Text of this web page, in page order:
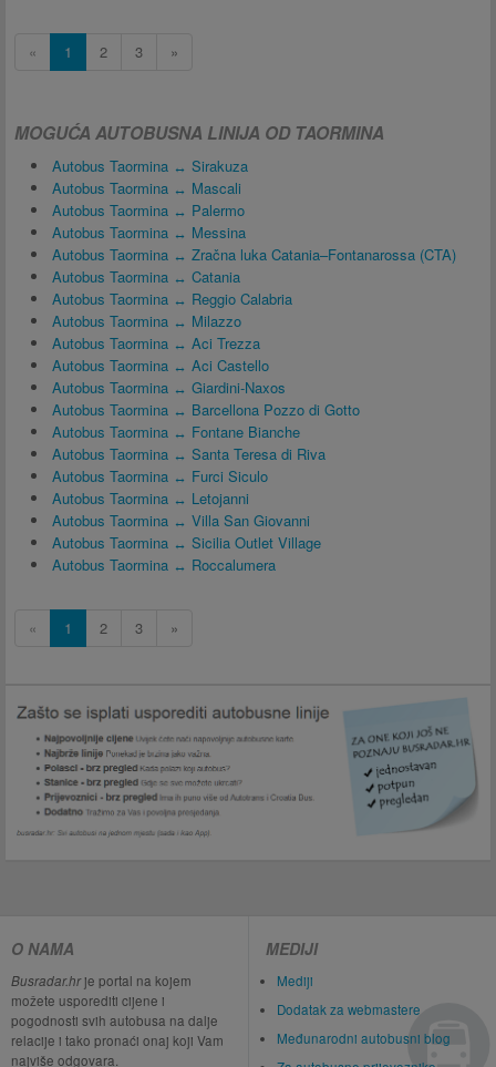
« 1 2 3 »
MOGUĆA AUTOBUSNA LINIJA OD TAORMINA
Autobus Taormina ↔ Sirakuza
Autobus Taormina ↔ Mascali
Autobus Taormina ↔ Palermo
Autobus Taormina ↔ Messina
Autobus Taormina ↔ Zračna luka Catania–Fontanarossa (CTA)
Autobus Taormina ↔ Catania
Autobus Taormina ↔ Reggio Calabria
Autobus Taormina ↔ Milazzo
Autobus Taormina ↔ Aci Trezza
Autobus Taormina ↔ Aci Castello
Autobus Taormina ↔ Giardini-Naxos
Autobus Taormina ↔ Barcellona Pozzo di Gotto
Autobus Taormina ↔ Fontane Bianche
Autobus Taormina ↔ Santa Teresa di Riva
Autobus Taormina ↔ Furci Siculo
Autobus Taormina ↔ Letojanni
Autobus Taormina ↔ Villa San Giovanni
Autobus Taormina ↔ Sicilia Outlet Village
Autobus Taormina ↔ Roccalumera
« 1 2 3 »
O NAMA
Busradar.hrje portal na kojem
možete usporediti cijene i
pogodnosti svih autobusa na dalje
relacije i tako pronaći onaj koji Vam
najviše odgovara.
MEDIJI
Mediji
Dodatak za webmastere
Međunarodni autobusni blog